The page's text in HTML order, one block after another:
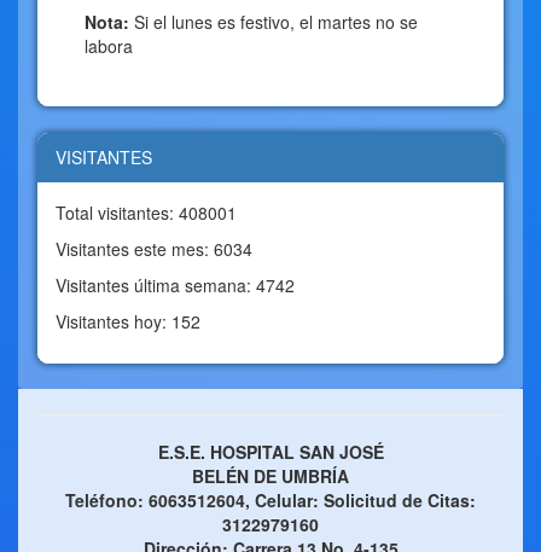
Nota: Si el lunes es festivo, el martes no se
labora
VISITANTES
Total visitantes: 408001
Visitantes este mes: 6034
Visitantes última semana: 4742
Visitantes hoy: 152
E.S.E. HOSPITAL SAN JOSÉ
BELÉN DE UMBRÍA
Teléfono: 6063512604, Celular: Solicitud de Citas:
3122979160